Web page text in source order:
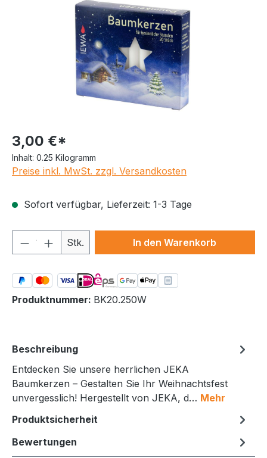
3,00 €*
Inhalt: 0.25 Kilogramm
Preise inkl. MwSt. zzgl. Versandkosten
Sofort verfügbar, Lieferzeit: 1-3 Tage
Produkt Anzahl: Gib den
Stk. In den Warenkorb
Produktnummer: BK20.250W
Beschreibung
Entdecken Sie unsere herrlichen JEKA
Baumkerzen – Gestalten Sie Ihr Weihnachtsfest
unvergesslich! Hergestellt von JEKA, d… Mehr
Produktsicherheit
Bewertungen